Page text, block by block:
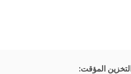
المؤقت: